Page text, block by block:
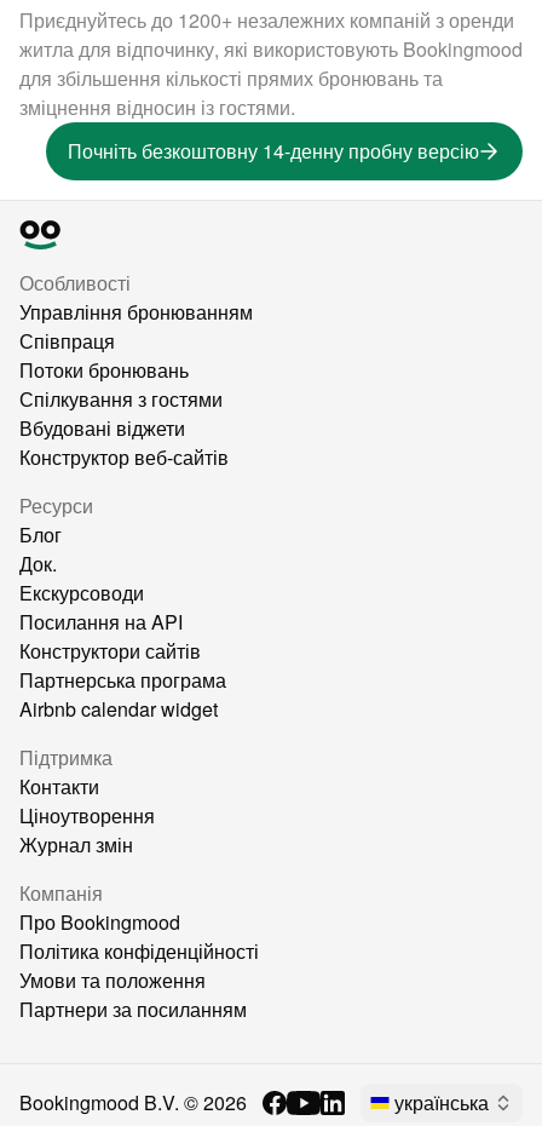
Приєднуйтесь до 1200+ незалежних компаній з оренди
житла для відпочинку, які використовують Bookingmood
для збільшення кількості прямих бронювань та
зміцнення відносин із гостями.
Почніть безкоштовну 14-денну пробну версію
Особливості
Управління бронюванням
Співпраця
Потоки бронювань
Спілкування з гостями
Вбудовані віджети
Конструктор веб-сайтів
Ресурси
Блог
Док.
Екскурсоводи
Посилання на API
Конструктори сайтів
Партнерська програма
Airbnb calendar widget
Підтримка
Контакти
Ціноутворення
Журнал змін
Компанія
Про Bookingmood
Політика конфіденційності
Умови та положення
Партнери за посиланням
Bookingmood B.V. ©2026 українська